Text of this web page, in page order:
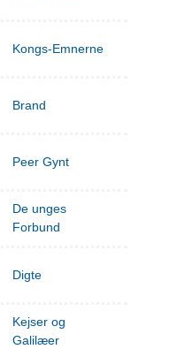
Kongs-Emnerne
Brand
Peer Gynt
De unges
Forbund
Digte
Kejser og
Galilæer